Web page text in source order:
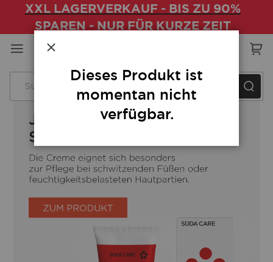
XXL LAGERVERKAUF - BIS ZU 90%
SPAREN - NUR FÜR KURZE ZEIT
Dieses Produkt ist
momentan nicht
verfügbar.